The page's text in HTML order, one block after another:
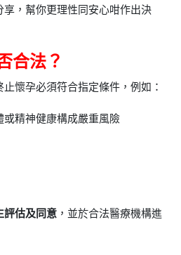
享，幫你更理性同安心咁作出決
合法？
懷孕必須符合指定條件，例如：
精神健康構成嚴重風險
評估及同意 ，並於合法醫療機構進